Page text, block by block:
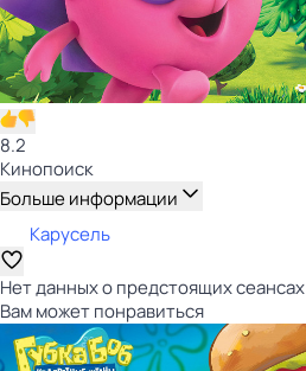
8.2
Кинопоиск
Больше информации
Карусель
Нет данных о предстоящих сеансах
Вам может понравиться